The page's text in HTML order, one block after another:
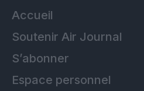
Accueil
Soutenir Air Journal
S’abonner
Espace personnel